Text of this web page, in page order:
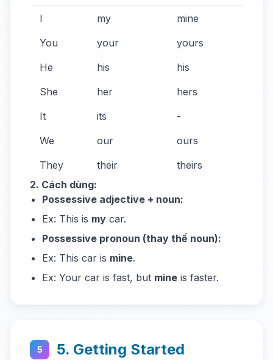
I my
mine
You
your
yours
He
his
his
She
her
hers
It
its
-
We
our
ours
They
their
theirs
2. Cách dùng:
Possessive adjective + noun:
Ex: This is my car.
Possessive pronoun (thay thế noun):
Ex: This car is mine.
Ex: Your car is fast, but mine is faster.
5 5. Getting Started